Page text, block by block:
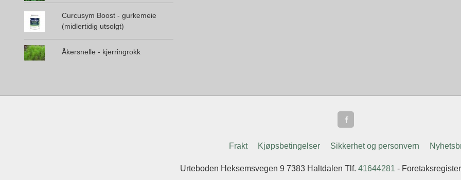
Curcusym Boost - gurkemeie
(midlertidig utsolgt)
Åkersnelle - kjerringrokk
Frakt Kjøpsbetingelser Sikkerhet og personvern
Urteboden Heksemsvegen 9 7383 Haltdalen Tlf. 41644281 -